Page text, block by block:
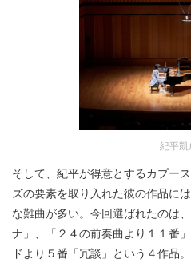
紀平凱
そして、紀平が得意とするカプー
ズの要素を取り入れた彼の作品に
な難曲が多い。今回選ばれたのは
ナ」、「２４の前奏曲より１１番
ドより５番「冗談」という４作品